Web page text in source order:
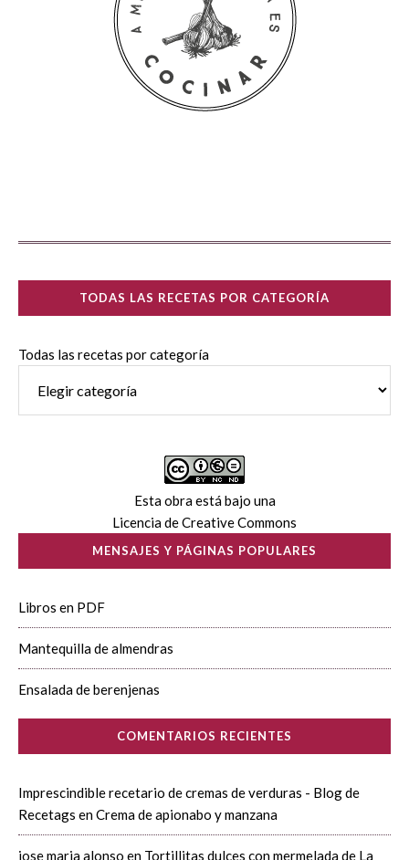
TODAS LAS RECETAS POR CATEGORÍA
Todas las recetas por categoría
Esta obra está bajo una
Licencia de Creative Commons
MENSAJES Y PÁGINAS POPULARES
Libros en PDF
Mantequilla de almendras
Ensalada de berenjenas
COMENTARIOS RECIENTES
Imprescindible recetario de cremas de verduras - Blog de
Recetags enCrema de apionabo y manzana
jose maria alonso en Tortillitas dulces con mermelada de La